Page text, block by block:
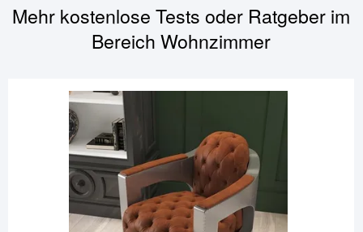
Mehr kostenlose Tests oder Ratgeber im
BereichWohnzimmer